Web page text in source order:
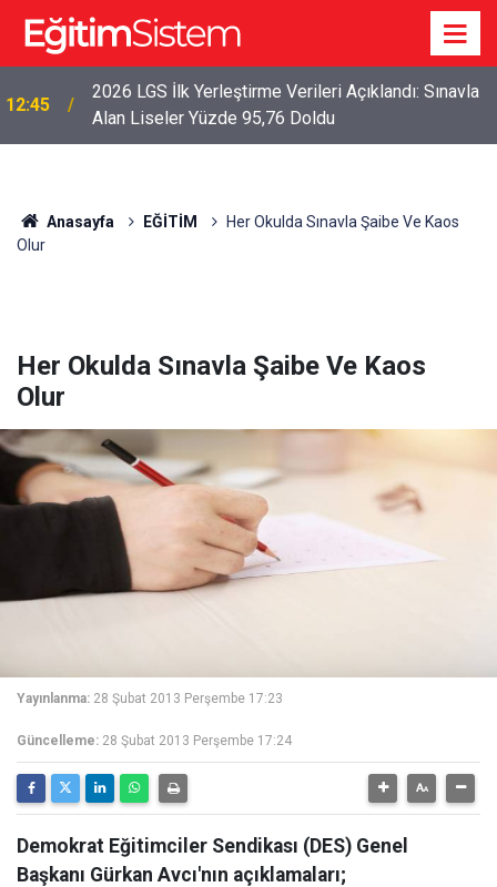
12:45
2026 LGS İlk Yerleştirme Verileri Açıklandı: Sınavla
Alan Liseler Yüzde 95,76 Doldu
Anasayfa EĞİTİM
Her Okulda Sınavla Şaibe Ve Kaos
Olur
Her Okulda Sınavla Şaibe Ve Kaos
Olur
Yayınlanma: 28 Şubat 2013 Perşembe 17:23
Güncelleme: 28 Şubat 2013 Perşembe 17:24
Demokrat Eğitimciler Sendikası (DES) Genel
Başkanı Gürkan Avcı'nın açıklamaları;